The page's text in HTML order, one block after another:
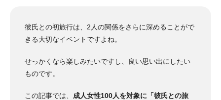
彼氏との初旅行は、2人の関係をさらに深めることがで
きる大切なイベントですよね。
せっかくなら楽しみたいですし、良い思い出にしたい
ものです。
この記事では、 成人女性100人を対象に「彼氏との旅